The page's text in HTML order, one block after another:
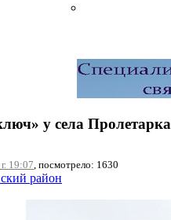
у села Пролетарка
19:07, посмотрело: 1630
район